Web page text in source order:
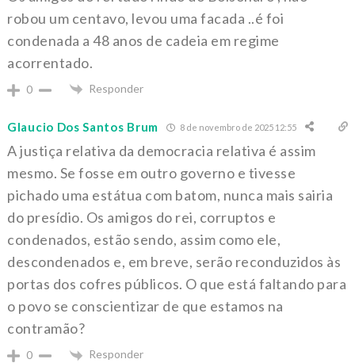
robou um centavo, levou uma facada ..é foi
condenada a 48 anos de cadeia em regime
acorrentado.
0 Responder
Glaucio Dos Santos Brum 8 de novembro de 2025 12:55
A justiça relativa da democracia relativa é assim
mesmo. Se fosse em outro governo e tivesse
pichado uma estátua com batom, nunca mais sairia
do presídio. Os amigos do rei, corruptos e
condenados, estão sendo, assim como ele,
descondenados e, em breve, serão reconduzidos às
portas dos cofres públicos. O que está faltando para
o povo se conscientizar de que estamos na
contramão?
0 Responder